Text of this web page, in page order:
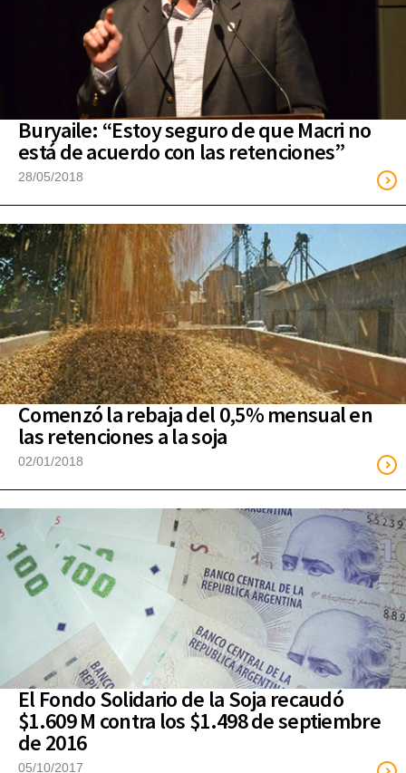
Buryaile: “Estoy seguro de que Macri no
está de acuerdo con las retenciones”
28/05/2018
Comenzó la rebaja del 0,5% mensual en
las retenciones a la soja
02/01/2018
El Fondo Solidario de la Soja recaudó
$1.609 M contra los $1.498 de septiembre
de 2016
05/10/2017